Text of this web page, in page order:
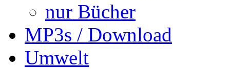
nur Bücher
MP3s / Download
Umwelt